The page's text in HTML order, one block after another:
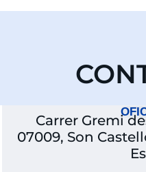
Carrer Gremi
07009, Son